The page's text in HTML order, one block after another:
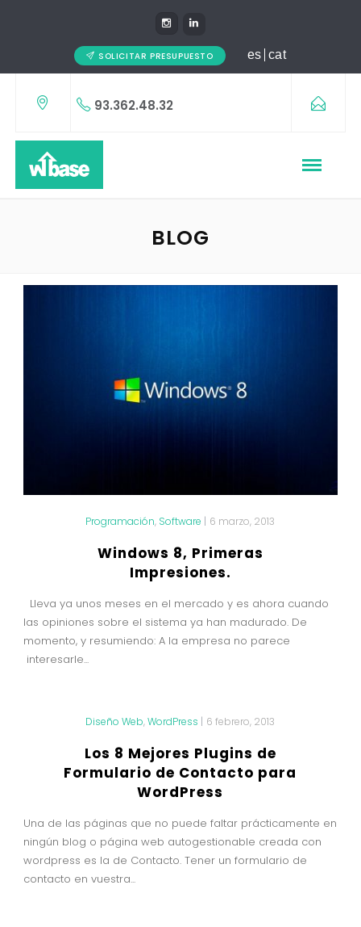
SOLICITAR PRESUPUESTO es cat
93.362.48.32
BLOG
Programación, Software | 6 marzo, 2013
Windows 8, Primeras
Impresiones.
Lleva ya unos meses en el mercado y es ahora cuando
las opiniones sobre el sistema ya han madurado. De
momento, y resumiendo: A la empresa no parece
interesarle...
Diseño Web,WordPress | 6 febrero, 2013
Los 8 Mejores Plugins de
Formulario de Contacto para
WordPress
Una de las páginas que no puede faltar prácticamente en
ningún blog o página web autogestionable creada con
wordpress es la de Contacto. Tener un formulario de
contacto en vuestra...